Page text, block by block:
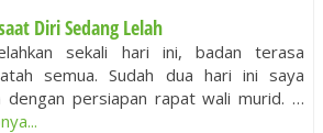
Diri Sedang Lelah
sekali hari ini, badan terasa
semua. Sudah dua hari ini saya
dengan persiapan rapat wali murid. …